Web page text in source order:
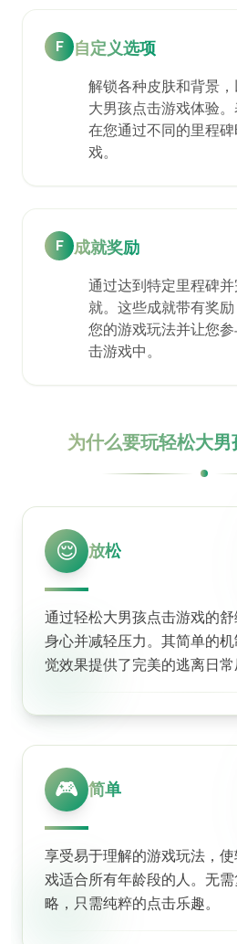
F 自定义选项
解锁各种皮肤和背景
大男孩点击游戏体验
在您通过不同的里程
戏。
F 成就奖励
通过达到特定里程碑
就。这些成就带有奖
您的游戏玩法并让您
击游戏中。
为什么要玩轻松大男
😌 放松
通过轻松大男孩点击游戏的
身心并减轻压力。其简单的
觉效果提供了完美的逃离日常
🎮 简单
享受易于理解的游戏玩法，
戏适合所有年龄段的人。无
略，只需纯粹的点击乐趣。